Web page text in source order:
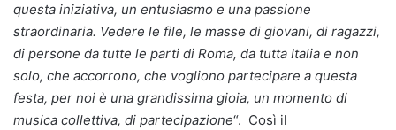
questa iniziativa, un entusiasmo e una passione
straordinaria. Vedere le file, le masse di giovani, di ragazzi,
di persone da tutte le parti di Roma, da tutta Italia e non
solo, che accorrono, che vogliono partecipare a questa
festa, per noi è una grandissima gioia, un momento di
musica collettiva, di partecipazione“. Così il